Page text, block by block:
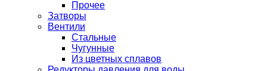
Прочее
Затворы
Вентили
Стальные
Чугунные
Из цветных сплавов